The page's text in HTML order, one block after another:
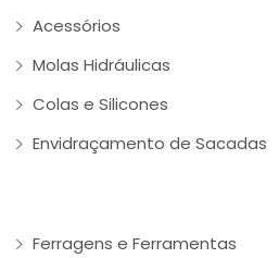
Acessórios
Molas Hidráulicas
Colas e Silicones
Envidraçamento de Sacadas
Ferragens e Ferramentas